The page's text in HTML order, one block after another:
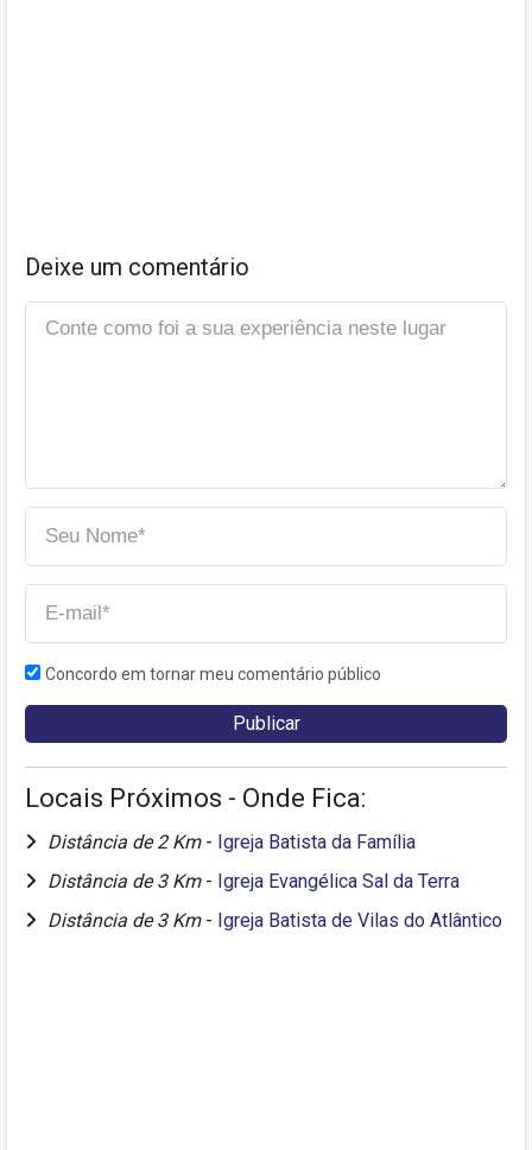
Deixe um comentário
Concordo em tornar meu comentário público
Locais Próximos - Onde Fica:
Distância de 2 Km - Igreja Batista da Família
Distância de 3 Km - Igreja Evangélica Sal da Terra
Distância de 3 Km - Igreja Batista de Vilas do Atlântico